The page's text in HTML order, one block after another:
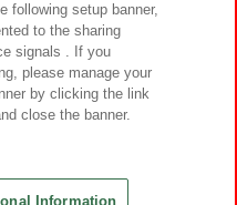
Inc.
Lab Inc.
Rights Reserved.
following setup banner,
to the sharing
signals . If you
please manage your
by clicking the link
close the banner.
Information